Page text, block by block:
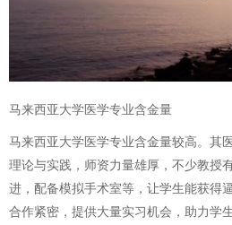
马来西亚大学医学专业含金量
马来西亚大学医学专业含金量较高。其
理论与实践，师资力量雄厚，不少教授
进，配备模拟手术室等，让学生能获得
合作紧密，提供大量实习机会，助力学